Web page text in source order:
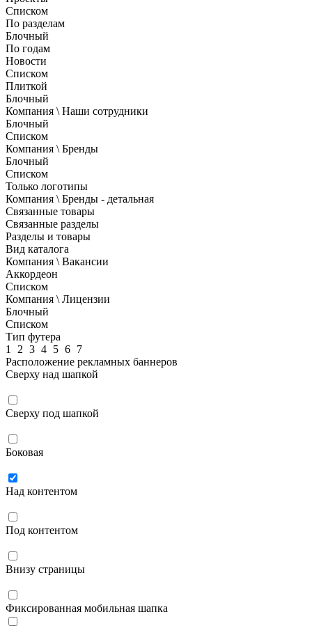
Списком
По разделам
Блочный
По годам
Новости
Списком
Плиткой
Блочный
Компания \ Наши сотрудники
Блочный
Списком
Компания \ Бренды
Блочный
Списком
Только логотипы
Компания \ Бренды - детальная
Связанные товары
Связанные разделы
Разделы и товары
Вид каталога
Компания \ Вакансии
Аккордеон
Списком
Компания \ Лицензии
Блочный
Списком
Тип футера
1
2 3 4 5 6 7
Расположение рекламных баннеров
Сверху над шапкой
Сверху под шапкой
Боковая
Над контентом
Под контентом
Внизу страницы
Фиксированная мобильная шапка